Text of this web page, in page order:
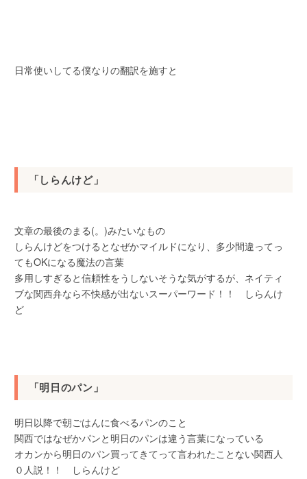
日常使いしてる僕なりの翻訳を施すと
「しらんけど」
文章の最後のまる(。)みたいなもの
しらんけどをつけるとなぜかマイルドになり、多少間違ってっ
てもOKになる魔法の言葉
多用しすぎると信頼性をうしないそうな気がするが、ネイティ
ブな関西弁なら不快感が出ないスーパーワード！！ しらんけ
ど
「明日のパン」
明日以降で朝ごはんに食べるパンのこと
関西ではなぜかパンと明日のパンは違う言葉になっている
オカンから明日のパン買ってきてって言われたことない関西人
０人説！！ しらんけど